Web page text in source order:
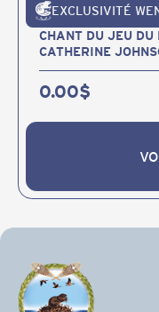
EXCLUSIVITÉ
Publications et
CHANT DU JEU DU
CATHERINE
0.00$
VOIR LE